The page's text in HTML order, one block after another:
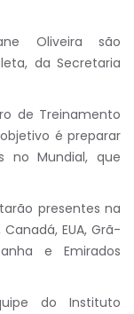
Oliveira são
da Secretaria
de Treinamento
é preparar
no Mundial, que
presentes na
EUA, Grã-
e Emirados
do Instituto